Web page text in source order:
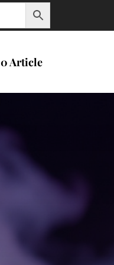
0 Article